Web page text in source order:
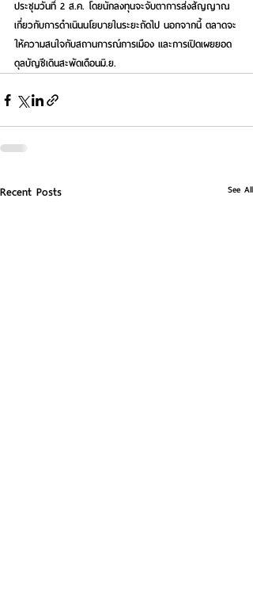
ประชุมวันที่ 2 ส.ค. โดยนักลงทุนจะจับตาการส่งสัญญาณ
เกี่ยวกับการดำเนินนโยบายในระยะถัดไป นอกจากนี้ ตลาดจะ
ให้ความสนใจกับสถานการณ์การเมือง และการเปิดเผยยอด
ดุลบัญชีเดินสะพัดเดือนมิ.ย.
Recent Posts See All